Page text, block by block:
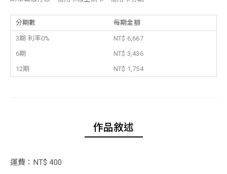
分期數 每期金額
3期 利率0%
NT$ 6,667
6期
NT$ 3,436
12期
NT$ 1,754
作品敘述
運費：NT$ 400